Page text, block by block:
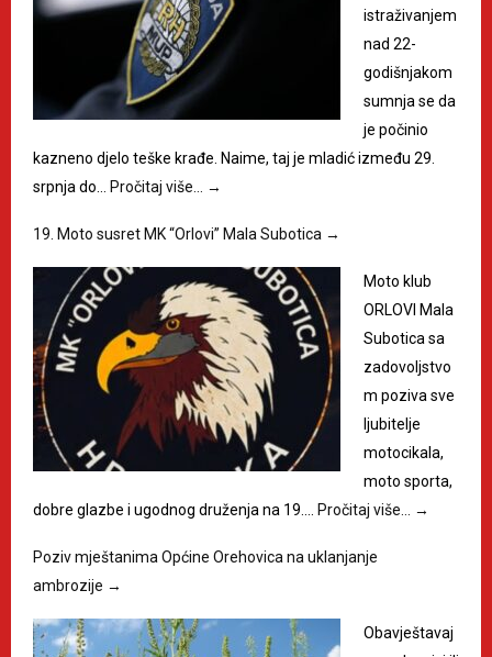
istraživanjem
nad 22-
godišnjakom
sumnja se da
je počinio
kazneno djelo teške krađe. Naime, taj je mladić između 29.
srpnja do…
Pročitaj više… →
19. Moto susret MK “Orlovi” Mala Subotica →
Moto klub
ORLOVI Mala
Subotica sa
zadovoljstvo
m poziva sve
ljubitelje
motocikala,
moto sporta,
dobre glazbe i ugodnog druženja na 19.…
Pročitaj više… →
Poziv mještanima Općine Orehovica na uklanjanje
ambrozije →
Obavještavaj